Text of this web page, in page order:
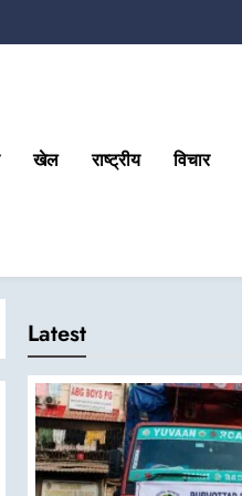
खेल राष्ट्रीय विचार
Latest